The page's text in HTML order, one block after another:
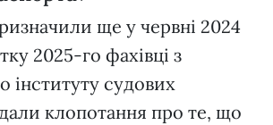
ще у червні 2024
2025-го фахівці з
інституту судових
клопотання про те, що